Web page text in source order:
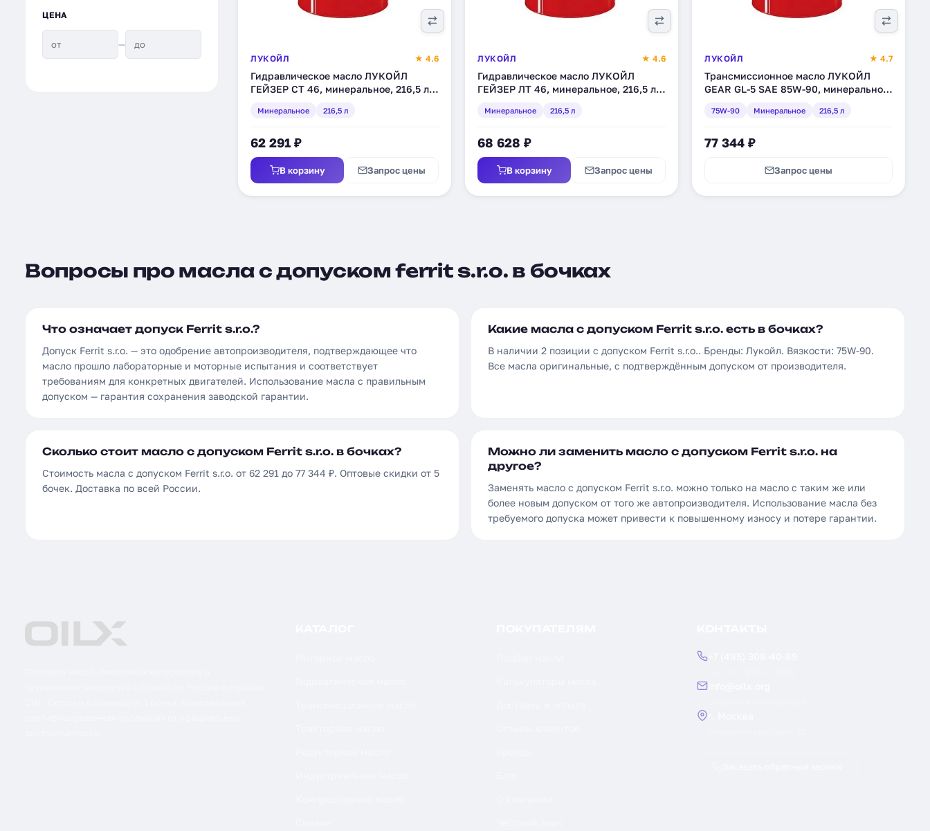
ЦЕНА
—
ЛУКОЙЛ ★ 4.6
Гидравлическое масло ЛУКОЙЛ
ГЕЙЗЕР СТ 46, минеральное, 216,5 л
Минеральное 216,5 л
62 291 ₽
В корзину Запрос цены
ЛУКОЙЛ ★ 4.6
Гидравлическое масло ЛУКОЙЛ
ГЕЙЗЕР ЛТ 46, минеральное, 216,5 л
Минеральное 216,5 л
68 628 ₽
В корзину Запрос цены
ЛУКОЙЛ ★ 4.7
Трансмиссионное масло ЛУКОЙЛ
GEAR GL-5 SAE 85W-90, минеральное,
75W-90 Минеральное 216,5 л
77 344 ₽
Запрос цены
Вопросы про масла с допуском ferrit s.r.o. в бочках
Что означает допуск Ferrit s.r.o.?
Допуск Ferrit s.r.o. — это одобрение автопроизводителя, подтверждающее что
масло прошло лабораторные и моторные испытания и соответствует
требованиям для конкретных двигателей. Использование масла с правильным
допуском — гарантия сохранения заводской гарантии.
Какие масла с допуском Ferrit s.r.o. есть в бочках?
В наличии 2 позиции с допуском Ferrit s.r.o.. Бренды: Лукойл. Вязкости: 75W-90.
Все масла оригинальные, с подтверждённым допуском от производителя.
Сколько стоит масло с допуском Ferrit s.r.o. в бочках?
Стоимость масла с допуском Ferrit s.r.o. от 62 291 до 77 344 ₽. Оптовые скидки от 5
бочек. Доставка по всей России.
Можно ли заменить масло с допуском Ferrit s.r.o. на
другое?
Заменять масло с допуском Ferrit s.r.o. можно только на масло с таким же или
более новым допуском от того же автопроизводителя. Использование масла без
требуемого допуска может привести к повышенному износу и потере гарантии.